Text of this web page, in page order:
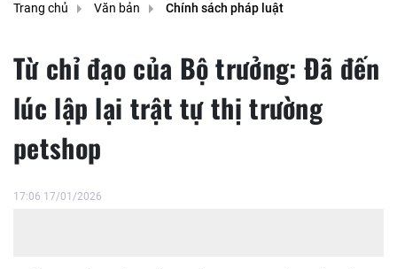
Trang chủ Văn bản Chính sách pháp luật
Từ chỉ đạo của Bộ trưởng: Đã đến
lúc lập lại trật tự thị trường
petshop
17:06 17/01/2026